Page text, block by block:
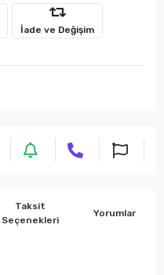
İade ve Değişim
Taksit
Seçenekleri
Yorumlar